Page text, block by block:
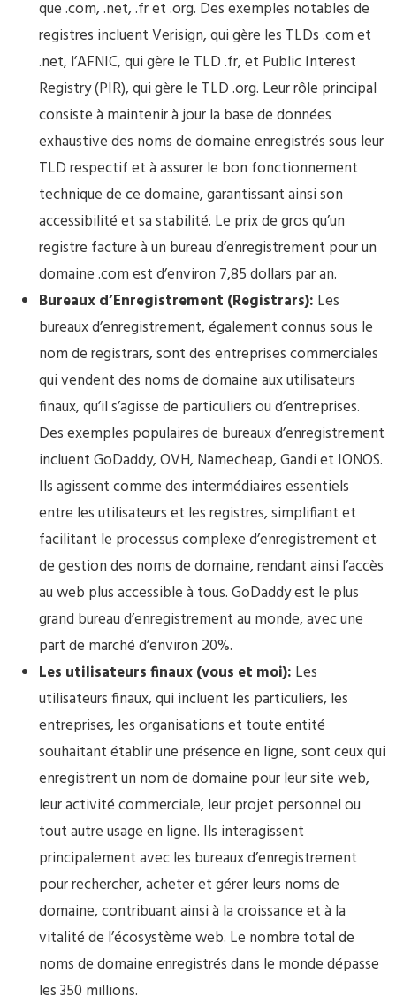
que .com, .net, .fr et .org. Des exemples notables de
registres incluent Verisign, qui gère les TLDs .com et
.net, l’AFNIC, qui gère le TLD .fr, et Public Interest
Registry (PIR), qui gère le TLD .org. Leur rôle principal
consiste à maintenir à jour la base de données
exhaustive des noms de domaine enregistrés sous leur
TLD respectif et à assurer le bon fonctionnement
technique de ce domaine, garantissant ainsi son
accessibilité et sa stabilité. Le prix de gros qu’un
registre facture à un bureau d’enregistrement pour un
domaine .com est d’environ 7,85 dollars par an.
Bureaux d’Enregistrement (Registrars): Les
bureaux d’enregistrement, également connus sous le
nom de registrars, sont des entreprises commerciales
qui vendent des noms de domaine aux utilisateurs
finaux, qu’il s’agisse de particuliers ou d’entreprises.
Des exemples populaires de bureaux d’enregistrement
incluent GoDaddy, OVH, Namecheap, Gandi et IONOS.
Ils agissent comme des intermédiaires essentiels
entre les utilisateurs et les registres, simplifiant et
facilitant le processus complexe d’enregistrement et
de gestion des noms de domaine, rendant ainsi l’accès
au web plus accessible à tous. GoDaddy est le plus
grand bureau d’enregistrement au monde, avec une
part de marché d’environ 20%.
Les utilisateurs finaux (vous et moi): Les
utilisateurs finaux, qui incluent les particuliers, les
entreprises, les organisations et toute entité
souhaitant établir une présence en ligne, sont ceux qui
enregistrent un nom de domaine pour leur site web,
leur activité commerciale, leur projet personnel ou
tout autre usage en ligne. Ils interagissent
principalement avec les bureaux d’enregistrement
pour rechercher, acheter et gérer leurs noms de
domaine, contribuant ainsi à la croissance et à la
vitalité de l’écosystème web. Le nombre total de
noms de domaine enregistrés dans le monde dépasse
les 350 millions.